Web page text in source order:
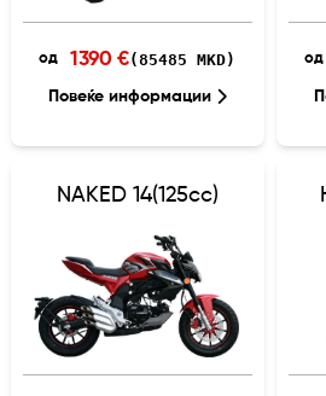
Повеќе информации
од 1390 €(85485 MKD) од
NAKED 14(125cc)